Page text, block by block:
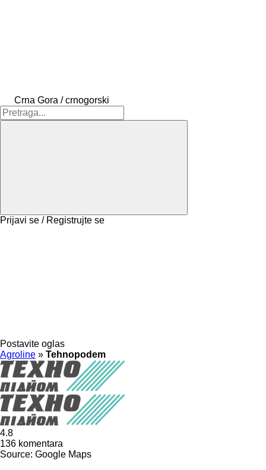
Crna Gora / crnogorski
Prijavi se / Registrujte se
Postavite oglas
Agroline » Tehnopodem
4.8
136 komentara
Source: Google Maps